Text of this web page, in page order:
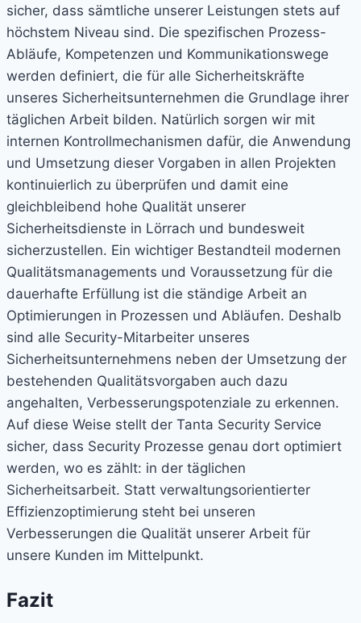
sicher, dass sämtliche unserer Leistungen stets auf
höchstem Niveau sind. Die spezifischen Prozess-
Abläufe, Kompetenzen und Kommunikationswege
werden definiert, die für alle Sicherheitskräfte
unseres Sicherheitsunternehmen die Grundlage ihrer
täglichen Arbeit bilden. Natürlich sorgen wir mit
internen Kontrollmechanismen dafür, die Anwendung
und Umsetzung dieser Vorgaben in allen Projekten
kontinuierlich zu überprüfen und damit eine
gleichbleibend hohe Qualität unserer
Sicherheitsdienste in Lörrach und bundesweit
sicherzustellen. Ein wichtiger Bestandteil modernen
Qualitätsmanagements und Voraussetzung für die
dauerhafte Erfüllung ist die ständige Arbeit an
Optimierungen in Prozessen und Abläufen. Deshalb
sind alle Security-Mitarbeiter unseres
Sicherheitsunternehmens neben der Umsetzung der
bestehenden Qualitätsvorgaben auch dazu
angehalten, Verbesserungspotenziale zu erkennen.
Auf diese Weise stellt der Tanta Security Service
sicher, dass Security Prozesse genau dort optimiert
werden, wo es zählt: in der täglichen
Sicherheitsarbeit. Statt verwaltungsorientierter
Effizienzoptimierung steht bei unseren
Verbesserungen die Qualität unserer Arbeit für
unsere Kunden im Mittelpunkt.
Fazit